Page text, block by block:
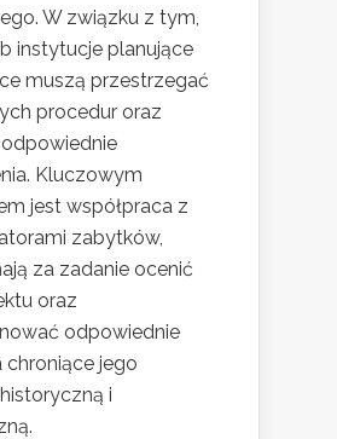
W związku z tym,
instytucje planujące
muszą przestrzegać
procedur oraz
Kluczowym
jest współpraca z
zabytków,
za zadanie ocenić
oraz
odpowiednie
chroniące jego
i